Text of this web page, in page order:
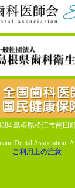
島根県松江市南田
Dental Association.
ご利用上の注意